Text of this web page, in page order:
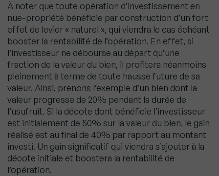
À noter que toute opération d’investissement en
nue-propriété bénéficie par construction d’un fort
effet de levier « naturel », qui viendra le cas échéant
booster la rentabilité de l’opération. En effet, si
l’investisseur ne débourse au départ qu’une
fraction de la valeur du bien, il profitera néanmoins
pleinement à terme de toute hausse future de sa
valeur. Ainsi, prenons l’exemple d’un bien dont la
valeur progresse de 20% pendant la durée de
l’usufruit. Si la décote dont bénéficie l’investisseur
est initialement de 50% sur la valeur du bien, le gain
réalisé est au final de 40% par rapport au montant
investi. Un gain significatif qui viendra s’ajouter à la
décote initiale et boostera la rentabilité de
l’opération.